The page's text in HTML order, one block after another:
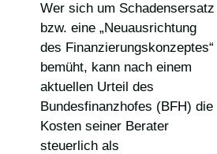
Wer sich um Schadensersatz
bzw. eine „Neuausrichtung
des Finanzierungskonzeptes“
bemüht, kann nach einem
aktuellen Urteil des
Bundesfinanzhofes (BFH) die
Kosten seiner Berater
steuerlich als